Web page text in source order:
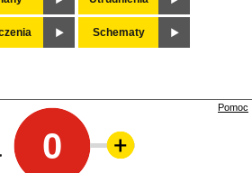
Schematy
0
Pomoc